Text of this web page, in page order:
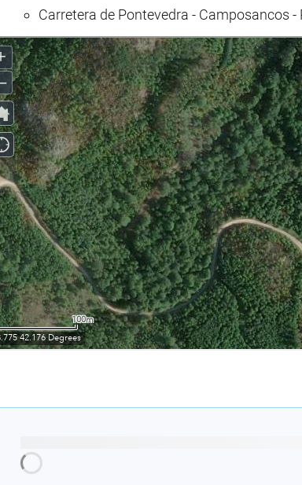
Carretera de Pontevedra - Camposancos
Cargando recomendaciones